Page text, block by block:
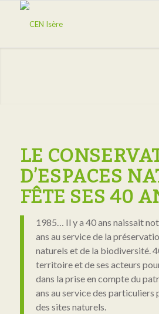
LE
D’ESPACES
FÊTE SES 40
1985… Il y a 40 ans naissait
ans au service de la
naturels et de la biodiversité.
territoire et de ses acteurs
dans la prise en compte du
ans au service des particuliers
des sites naturels.